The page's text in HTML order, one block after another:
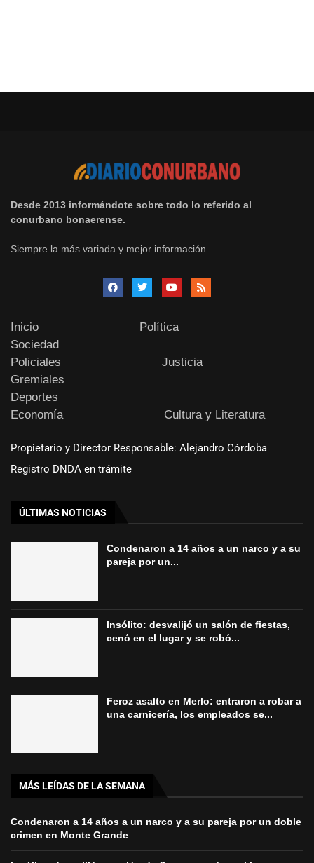
Desde 2013 informándote sobre todo lo referido al
conurbano bonaerense.
Siempre la más variada y mejor información.
Inicio
Política
Sociedad
Policiales
Justicia
Gremiales
Deportes
Economía
Cultura y Literatura
Propietario y Director Responsable: Alejandro Córdoba
Registro DNDA en trámite
ÚLTIMAS NOTICIAS
Condenaron a 14 años a un narco y a su
pareja por un...
Insólito: desvalijó un salón de fiestas,
cenó en el lugar y se robó...
Feroz asalto en Merlo: entraron a robar a
una carnicería, los empleados se...
MÁS LEÍDAS DE LA SEMANA
Condenaron a 14 años a un narco y a su pareja por un doble
crimen en Monte Grande